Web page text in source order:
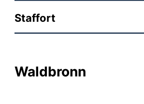
Staffort
Waldbronn